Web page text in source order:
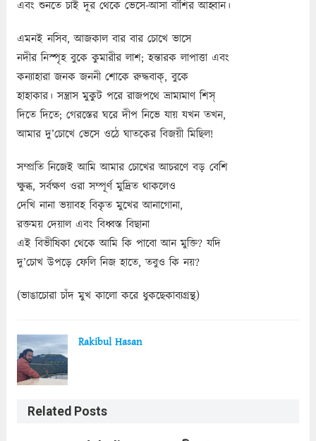
এবং শুনতে চাই দূর থেকে ভেসে-আসা বাঁশির আহ্বান।
এমনই নসিব, আজকাল বার বার চোখে ভাসে
নদীর নিস্পৃহ বুকে কুমারীর লাশ; হন্তারক লাপাত্তা এবং
কন্যাহারা জনক জননী শোকে রুদ্ধবাক্‌, বুকে
হাহাকার। সন্ত্রাস মুকুট পরে রাজপথে ভ্রাম্যমাণ শিস্‌
দিতে দিতে; গেরস্তের ঘরে দীপ নিভে যায় যখন তখন,
আমার দু’চোখে ভেসে ওঠে ঘাতকের বিজয়ী মিছিল!
সম্প্রতি নিজেই আমি আমার চোখের আচরণে বড় বেশি
ক্ষুব্ধ, সর্বক্ষণ ওরা সম্পূর্ণ মুদ্রিত থাকলেও
দেখি নানা ভয়াবহ বিকৃত মুখের আনাগোনা,
রক্তময় দেয়াল এবং বিধ্বস্ত বিছানা
এই বিভীষিকা থেকে আমি কি পাবো আন মুক্তি? যদি
দু’চোখ উপড়ে ফেলি নিজ হাতে, তবুও কি নয়?
(ভাঙাচোরা চাঁদ মুখ কালো করে ধুকছেকাব্যগ্রন্থ)
Rakibul Hasan
Related Posts